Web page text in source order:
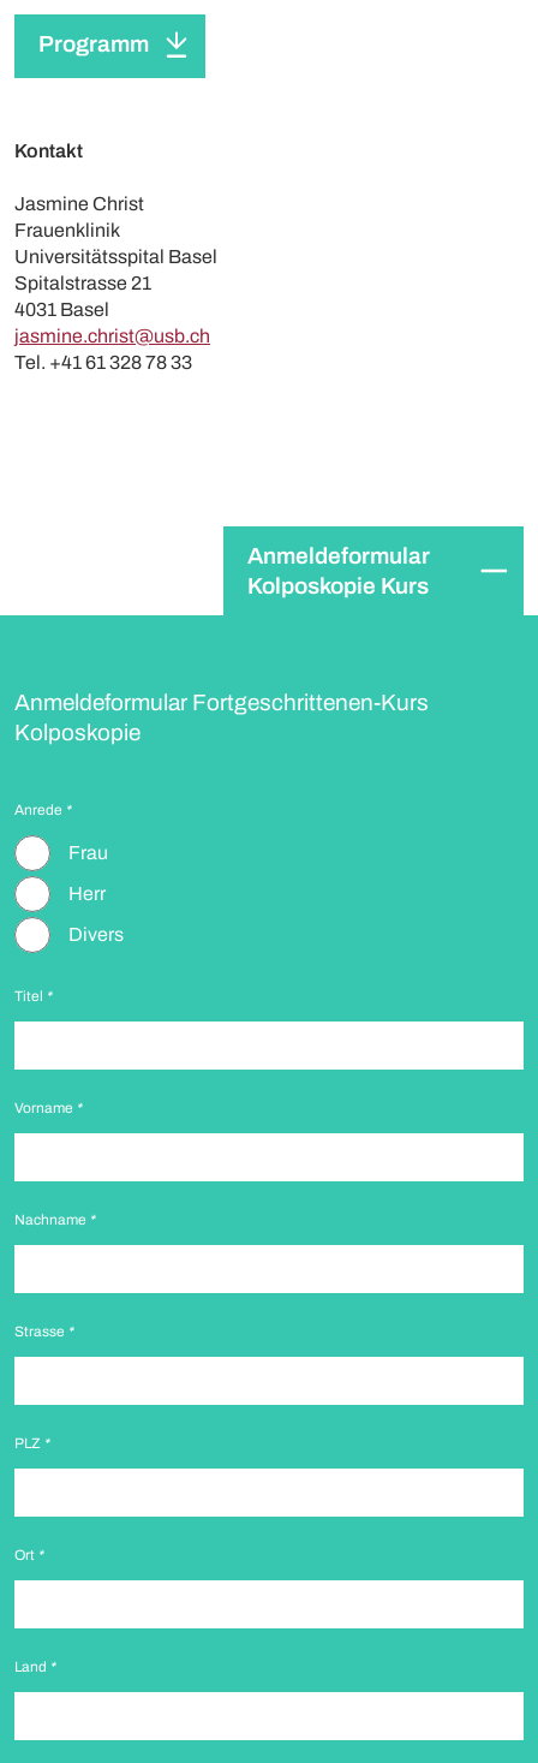
Programm
Kontakt
Jasmine Christ
Frauenklinik
Universitätsspital Basel
Spitalstrasse 21
4031 Basel
jasmine.christ@usb.ch
Tel. +41 61 328 78 33
Anmeldeformular
Kolposkopie Kurs
Anmeldeformular Fortgeschrittenen-Kurs
Kolposkopie
Anrede *
Frau
Herr
Divers
Titel *
Vorname *
Nachname *
Strasse *
PLZ *
Ort *
Land *